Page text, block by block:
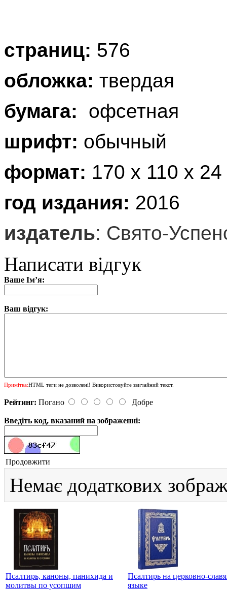
страниц: 576
обложка: твердая
бумага: офсетная
шрифт: обычный
формат: 170 х 110 х
год издания: 2016
издатель: Свято-
Написати відгук
Ваше Ім’я:
Ваш відгук:
Примітка:HTML теги не дозволені! Використовуйте звичайний текст.
Рейтинг: Погано Добре
Введіть код, вказаний на зображенні:
Продовжити
Немає додаткових
Псалтирь, каноны, панихида и
молитвы по усопшим
Псалтирь на церковно-
языке